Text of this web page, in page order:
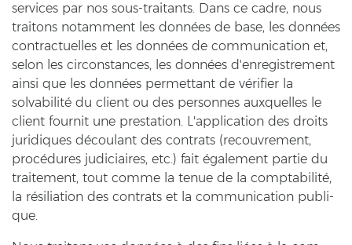
ser­vices par nos sous-​traitants. Dans ce cadre, nous
trai­tons no­tam­ment les données de base, les données
con­trac­tu­el­les et les données de com­mu­ni­ca­ti­on et,
selon les cir­con­s­tances, les données d'en­re­gis­tre­ment
ainsi que les données per­met­tant de vérifier la
solvabilité du cli­ent ou des per­son­nes au­x­quel­les le
cli­ent four­nit une pre­sta­ti­on. L'ap­pli­ca­ti­on des droits
ju­ri­di­ques découlant des cont­rats (re­cou­vre­ment,
procédures ju­di­ci­ai­res, etc.) fait également par­tie du
trai­te­ment, tout comme la tenue de la comptabilité,
la résiliation des cont­rats et la com­mu­ni­ca­ti­on pu­bli­
que.